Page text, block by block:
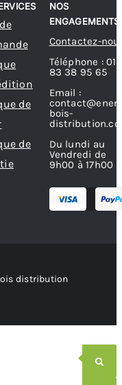
de
de
NOS
ENGAGEMENTS
Contactez-
Téléphone : 01
83 38 95 65
Email :
bois-
Du lundi au
Vendredi de
9h00 à 17h00
distribution